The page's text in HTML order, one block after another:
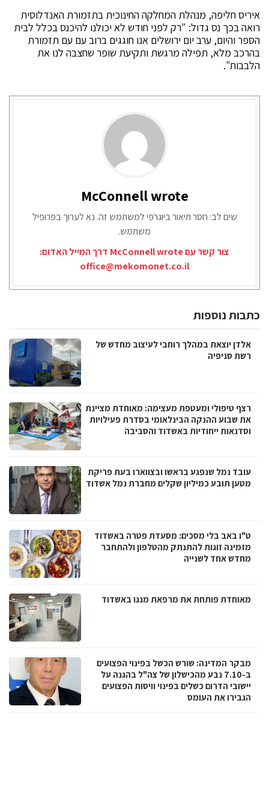
איריס חליפה, מנהלת המחלקה החינוכית בתזמורת האנדלוסית
רואה בכך נס גדול: "רק לפני חודש לא יכולנו להיכנס בכלל לבית
הספר והיום, ערב יום ירושלים אנו חוגגים ברוב עם עם תזמורת
בהרכב מלא, תפילה מרגשת ותקיעת שופר שחצבה לנו את
הלבבות".
McConnell wrote
שים לב: חסר תיאור ביוגרפי למשתמש זה. נא לערוך בפרופיל
משתמש.
צור קשר עם McConnell wrote דרך המייל האדום:
office@mekomonet.co.il
כתבות נוספות
אלדן יוצאת במהלך רוחבי לעיצוב מחדש של
רשת סניפיה
רצף טיפולי ומעטפת מעצימה: מאוחדת מציינת
את שבוע ההנקה הבינלאומי בסדרת פעילויות
וסדנאות ייחודיות באשדוד והסביבה
עובד נמל שנפגע בראשו ובצווארו בעת פריקת
מטען תובע כמיליון שקלים מחברת נמל אשדוד
ט"ו באב בלי מסכים: מסעדת פטרה באשדוד
מזמינה זוגות להתנתק מהטלפון ולהתחבר
מחדש אחד לשנייה
מאוחדת פותחת את מרפאת מנגו באשדוד
מבקר המדינה: שורש הכשל בפינוי הפצועים
ב-7.10 נבע מהכישלון של צה"ל בהגנה על
יישובי הדרום כשלים בפינוי וויסות הפצועים
הגבירו את העומס